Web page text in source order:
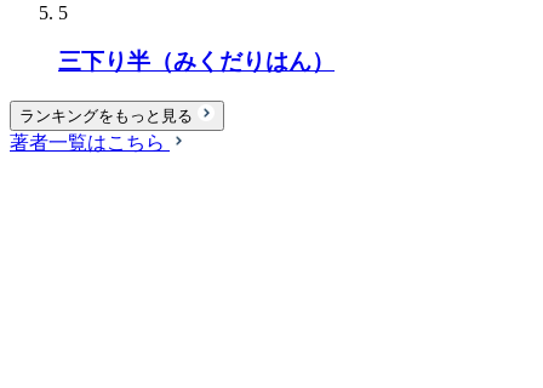
5
三下り半（みくだりはん）
ランキングをもっと見る
著者一覧はこちら